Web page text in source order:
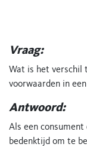
Vraag:
Wat is het verschil
voorwaarden in
Antwoord:
Als een
bedenktijd om te